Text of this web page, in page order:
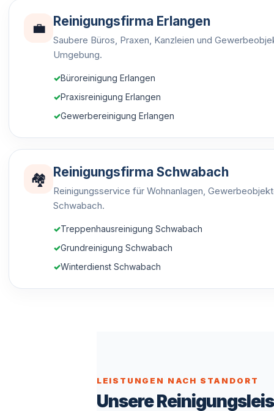
💼 Reinigungsfirma Erlangen
Saubere Büros, Praxen, Kanzleien und
Umgebung.
Büroreinigung Erlangen
Praxisreinigung Erlangen
Gewerbereinigung Erlangen
🏘️ Reinigungsfirma Schwabach
Reinigungsservice für Wohnanlagen,
Schwabach.
Treppenhausreinigung Schwabach
Grundreinigung Schwabach
Winterdienst Schwabach
LEISTUNGEN NACH STANDORT
Unsere